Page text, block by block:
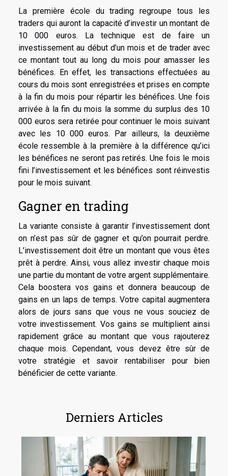
La première école du trading regroupe tous les
traders qui auront la capacité d’investir un montant de
10 000 euros. La technique est de faire un
investissement au début d’un mois et de trader avec
ce montant tout au long du mois pour amasser les
bénéfices. En effet, les transactions effectuées au
cours du mois sont enregistrées et prises en compte
à la fin du mois pour répartir les bénéfices. Une fois
arrivée à la fin du mois la somme du surplus des 10
000 euros sera retirée pour continuer le mois suivant
avec les 10 000 euros. Par ailleurs, la deuxième
école ressemble à la première à la différence qu’ici
les bénéfices ne seront pas retirés. Une fois le mois
fini l’investissement et les bénéfices sont réinvestis
pour le mois suivant.
Gagner en trading
La variante consiste à garantir l’investissement dont
on n’est pas sûr de gagner et qu’on pourrait perdre.
L’investissement doit être un montant que vous êtes
prêt à perdre. Ainsi, vous allez investir chaque mois
une partie du montant de votre argent supplémentaire.
Cela boostera vos gains et donnera beaucoup de
gains en un laps de temps. Votre capital augmentera
alors de jours sans que vous ne vous souciez de
votre investissement. Vos gains se multiplient ainsi
rapidement grâce au montant que vous rajouterez
chaque mois. Cependant, vous devez être sûr de
votre stratégie et savoir rentabiliser pour bien
bénéficier de cette variante.
Derniers Articles